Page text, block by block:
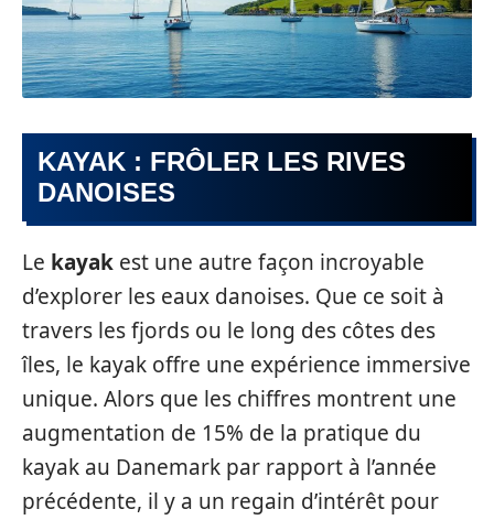
KAYAK : FRÔLER LES RIVES
DANOISES
Le kayak est une autre façon incroyable
d’explorer les eaux danoises. Que ce soit à
travers les fjords ou le long des côtes des
îles, le kayak offre une expérience immersive
unique. Alors que les chiffres montrent une
augmentation de 15% de la pratique du
kayak au Danemark par rapport à l’année
précédente, il y a un regain d’intérêt pour